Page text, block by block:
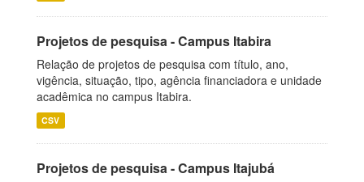
Projetos de pesquisa - Campus Itabira
Relação de projetos de pesquisa com título, ano,
vigência, situação, tipo, agência financiadora e unidade
acadêmica no campus Itabira.
CSV
Projetos de pesquisa - Campus Itajubá